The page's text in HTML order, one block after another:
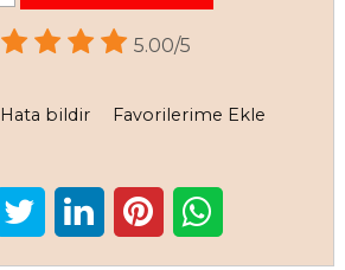
5.00/5
Hata bildir Favorilerime Ekle